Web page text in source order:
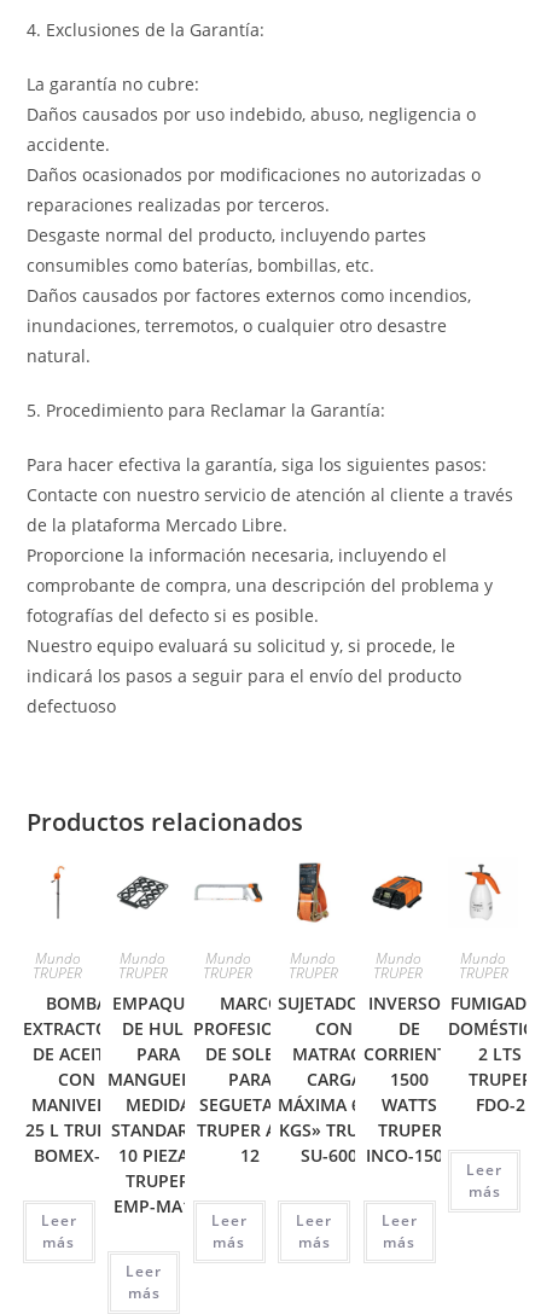
4. Exclusiones de la Garantía:
La garantía no cubre:
Daños causados por uso indebido, abuso, negligencia o
accidente.
Daños ocasionados por modificaciones no autorizadas o
reparaciones realizadas por terceros.
Desgaste normal del producto, incluyendo partes
consumibles como baterías, bombillas, etc.
Daños causados por factores externos como incendios,
inundaciones, terremotos, o cualquier otro desastre
natural.
5. Procedimiento para Reclamar la Garantía:
Para hacer efectiva la garantía, siga los siguientes pasos:
Contacte con nuestro servicio de atención al cliente a través
de la plataforma Mercado Libre.
Proporcione la información necesaria, incluyendo el
comprobante de compra, una descripción del problema y
fotografías del defecto si es posible.
Nuestro equipo evaluará su solicitud y, si procede, le
indicará los pasos a seguir para el envío del producto
defectuoso
Productos relacionados
Mundo
TRUPER
BOMBA
EXTRACTORA
DE ACEITE,
CON
MANIVELA,
25 L TRUPER
BOMEX-25
Leer
más
Mundo
TRUPER
EMPAQUES
DE HULE
PARA
MANGUERA,
MEDIDA
STANDARD,
10 PIEZAS
TRUPER
EMP-MA10
Leer
más
Mundo
TRUPER
MARCO
PROFESIONAL
DE SOLERA
PARA
SEGUETA 12′
TRUPER APT-
12
Leer
más
Mundo
TRUPER
SUJETADORES
CON
MATRACA,
CARGA
MÁXIMA 6000
KGS» TRUPER
SU-6000
Leer
más
Mundo
TRUPER
INVERSOR
DE
CORRIENTE
1500
WATTS
TRUPER
INCO-1500
Leer
más
Mundo
TRUPER
2 LTS
TRUPER
FDO-2
Leer
más